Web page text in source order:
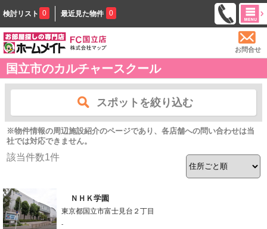
検討リスト 0 最近見た物件 0
お問合せ
国立市のカルチャースクール
スポットを絞り込む
※物件情報の周辺施設紹介のページであり、各店舗への問い合わせは当
社では対応できません。
該当件数1件
ＮＨＫ学園
東京都国立市富士見台２丁目
-